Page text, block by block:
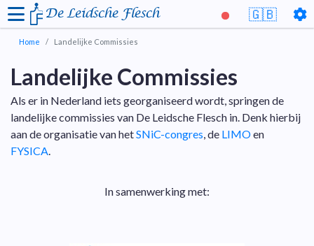
🇬🇧
De Leidsche Flesch
Home Landelijke Commissies
Landelijke Commissies
Als er in Nederland iets georganiseerd wordt, springen de
landelijke commissies van De Leidsche Flesch in. Denk hierbij
aan de organisatie van hetSNiC-congres, de LIMOen
FYSICA.
In samenwerking met: